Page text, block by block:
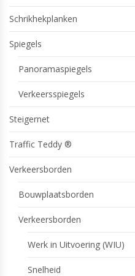
Schrikhekplanken
Spiegels
Panoramaspiegels
Verkeersspiegels
Steigernet
Traffic Teddy ®
Verkeersborden
Bouwplaatsborden
Verkeersborden
Werk in Uitvoering (WIU)
Snelheid